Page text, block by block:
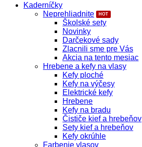
Kaderníčky
Neprehliadnite
Školské sety
Novinky
Darčekové sady
Zlacnili sme pre Vás
Akcia na tento mesiac
Hrebene a kefy na vlasy
Kefy ploché
Kefy na výčesy
Elektrické kefy
Hrebene
Kefy na bradu
Čističe kief a hrebeňov
Sety kief a hrebeňov
Kefy okrúhle
Farbenie vlasov